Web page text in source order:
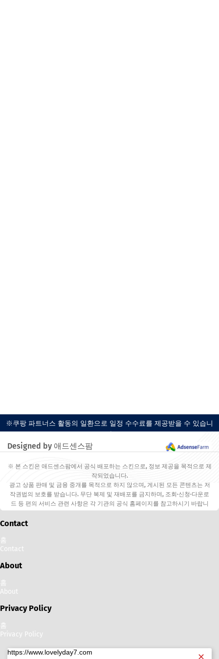
※쿠팡 파트너스 활동의 일환으로 일정 수수료를 제공받을 수 있습니
다.
Designed by 애드센스팜
※ 본 스킨은 애드센스팜에서 공식 배포하는 스킨으로, 정보 제공을 목적으로 제
작되었습니다.
광고 상품 판매 및 금융 중개를 목적으로 하지 않으며, 게시된 모든 콘텐츠는 저
작권법의 보호를 받습니다. 무단 복제 및 재배포를 금지하며, 조회·신청·다운로
드 등 편의 서비스 관련 사항은 각 기관의 공식 홈페이지를 참고하시기 바랍니
Contact
홈
Contact
About
홈
About
Privacy Policy
홈
Privacy Policy
✕
https://www.lovelyday7.com